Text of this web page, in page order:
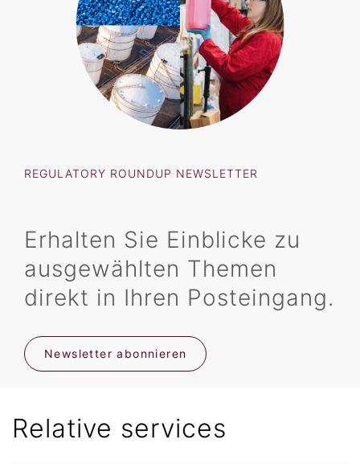
REGULATORY ROUNDUP NEWSLETTER
Erhalten Sie Einblicke zu
ausgewählten Themen
direkt in Ihren Posteingang.
Newsletter abonnieren
Relative services